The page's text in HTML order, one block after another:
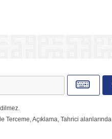
Açıklama, Tahrici alanlarında